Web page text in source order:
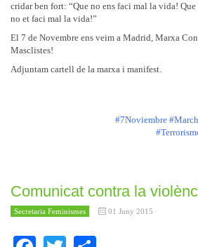
cridar ben fort: “Que no ens faci mal la vida!
no et faci mal la vida!”
El 7 de Novembre ens veim a Madrid, Marxa
Masclistes!
Adjuntam cartell de la marxa i manifest.
#7Noviembre
Comunicat contra la
Secretaria Feminismes 01 Juny 2015